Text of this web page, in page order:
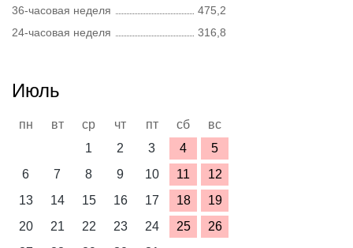
36-часовая неделя
475,2
24-часовая неделя
316,8
Июль
пн вт ср чт пт сб
вс
1
2 3 4
5
6
7 8 9 10 11
12
13
14 15 16 17 18
19
20
21 22 23 24 25
26